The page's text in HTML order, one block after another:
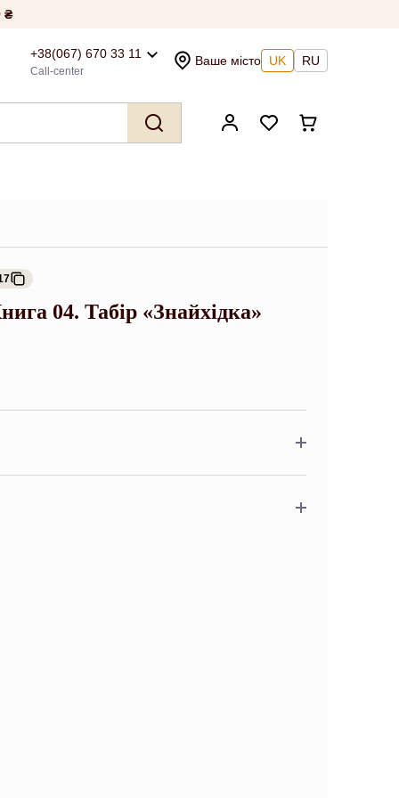
₴
+38(067) 670 33 11
Call-center
Ваше місто UK RU
04. Табір «Знайхідка»